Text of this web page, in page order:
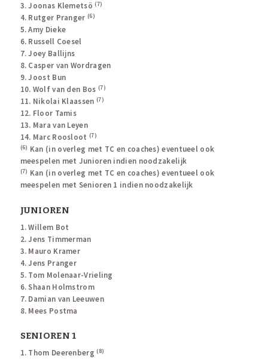
3. Joonas Klemetsö (7)
4. Rutger Pranger (6)
5. Amy Dieke
6. Russell Coesel
7. Joey Ballijns
8. Casper van Wordragen
9. Joost Bun
10. Wolf van den Bos (7)
11. Nikolai Klaassen (7)
12. Floor Tamis
13. Mara van Leyen
14. Marc Roosloot (7)
(6) Kan (in overleg met TC en coaches) eventueel ook
meespelen met Junioren indien noodzakelijk
(7) Kan (in overleg met TC en coaches) eventueel ook
meespelen met Senioren 1 indien noodzakelijk
JUNIOREN
1. Willem Bot
2. Jens Timmerman
3. Mauro Kramer
4. Jens Pranger
5. Tom Molenaar-Vrieling
6. Shaan Holmstrom
7. Damian van Leeuwen
8. Mees Postma
SENIOREN 1
1. Thom Deerenberg (8)